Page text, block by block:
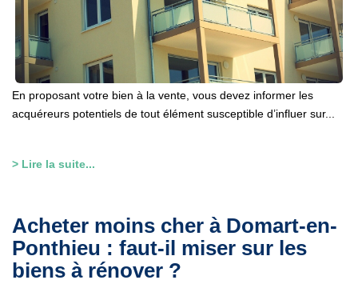
En proposant votre bien à la vente, vous devez informer les
acquéreurs potentiels de tout élément susceptible d’influer sur...
> Lire la suite...
Acheter moins cher à Domart-en-
Ponthieu : faut-il miser sur les
biens à rénover ?